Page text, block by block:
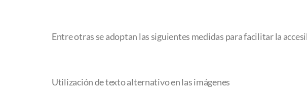
Entre otras se adoptan las siguientes medidas para facilitar la
Utilización de texto alternativo en las imágenes